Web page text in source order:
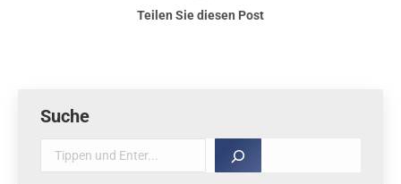
Teilen Sie diesen Post
Suche
Suche